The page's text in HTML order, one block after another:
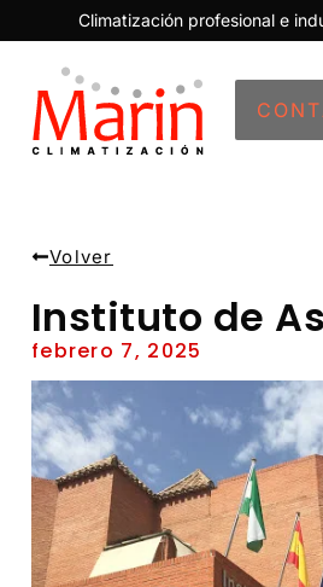
Climatización profesional e
Volver
Instituto de
febrero 7, 2025